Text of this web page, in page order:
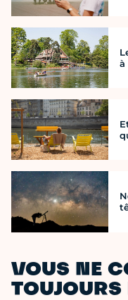
à
VOUS NE
TOUJOURS